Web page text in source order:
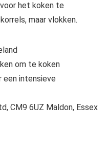
het koken te
maar vlokken.
om te koken
een intensieve
CM9 6UZ Maldon, Essex